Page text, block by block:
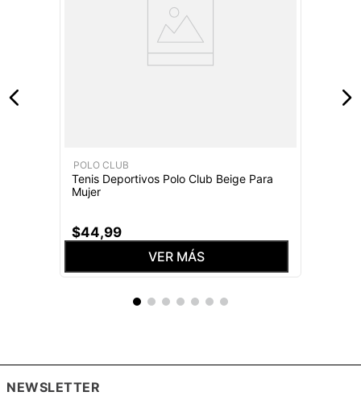
POLO CLUB
Tenis Deportivos Polo Club Beige Para
Mujer
$44,99
VER MÁS
NEWSLETTER